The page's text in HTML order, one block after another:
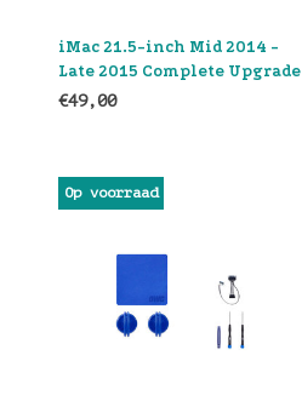
iMac 21.5-inch Mid 2014 -
Late 2015 Complete Upgrade
Kit
€49,00
Op voorraad